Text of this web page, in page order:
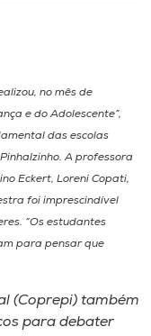
no mês de
e do Adolescente”,
das escolas
A professora
Eckert, Loreni Copati,
foi imprescindível
“Os estudantes
para pensar que
(Coprepi) também
para debater